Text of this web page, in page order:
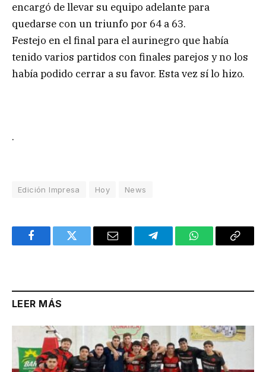
encargó de llevar su equipo adelante para
quedarse con un triunfo por 64 a 63.
Festejo en el final para el aurinegro que había
tenido varios partidos con finales parejos y no los
había podido cerrar a su favor. Esta vez sí lo hizo.
.
Edición Impresa Hoy News
FacebookTwitter Email TelegramWhatsAppCopy
LEER MÁS